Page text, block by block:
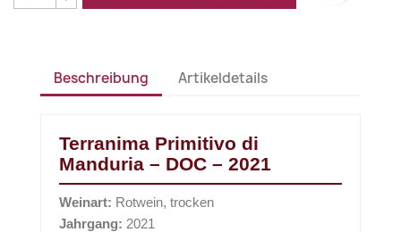
Beschreibung Artikeldetails
Terranima Primitivo di
Manduria – DOC – 2021
Weinart: Rotwein, trocken
Jahrgang: 2021